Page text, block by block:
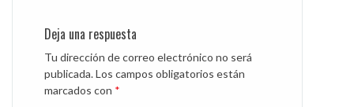
Deja una respuesta
Tu dirección de correo electrónico no será
publicada.Los campos obligatorios están
marcados con *